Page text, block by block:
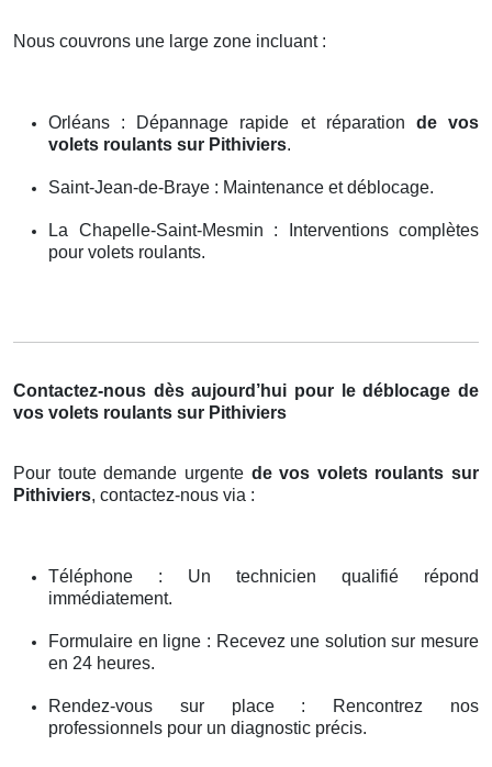
Nous couvrons une large zone incluant :
Orléans : Dépannage rapide et réparation de vos
volets roulants sur Pithiviers.
Saint-Jean-de-Braye : Maintenance et déblocage.
La Chapelle-Saint-Mesmin : Interventions complètes
pour volets roulants.
Contactez-nous dès aujourd’hui pour le déblocage de
vos volets roulants sur Pithiviers
Pour toute demande urgente de vos volets roulants sur
Pithiviers, contactez-nous via :
Téléphone : Un technicien qualifié répond
immédiatement.
Formulaire en ligne : Recevez une solution sur mesure
en 24 heures.
Rendez-vous sur place : Rencontrez nos
professionnels pour un diagnostic précis.